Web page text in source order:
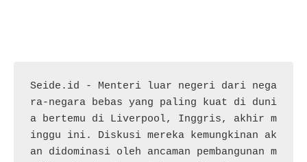
Seide.id - Menteri luar negeri dari nega
ra-negara bebas yang paling kuat di duni
a bertemu di Liverpool, Inggris, akhir m
inggu ini. Diskusi mereka kemungkinan ak
an didominasi oleh ancaman pembangunan m